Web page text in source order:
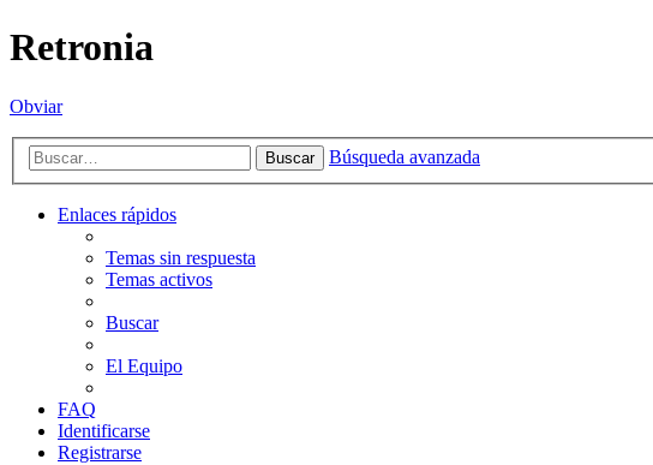
Retronia
Obviar
Buscar Búsqueda avanzada
Enlaces rápidos
Temas sin respuesta
Temas activos
Buscar
El Equipo
FAQ
Identificarse
Registrarse